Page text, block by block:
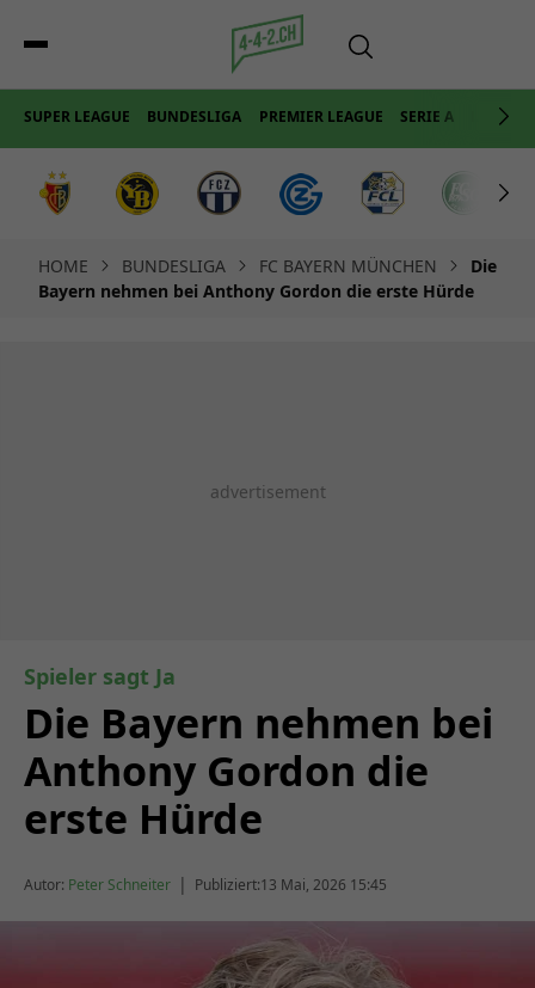
SUPER LEAGUE BUNDESLIGA PREMIER LEAGUE SERIE A LA LIGA
HOME BUNDESLIGA FC BAYERN MÜNCHEN
Die
Bayern nehmen bei Anthony Gordon die erste Hürde
Spieler sagt Ja
Die Bayern nehmen bei
Anthony Gordon die
erste Hürde
Autor: Peter Schneiter | Publiziert:13 Mai, 2026 15:45